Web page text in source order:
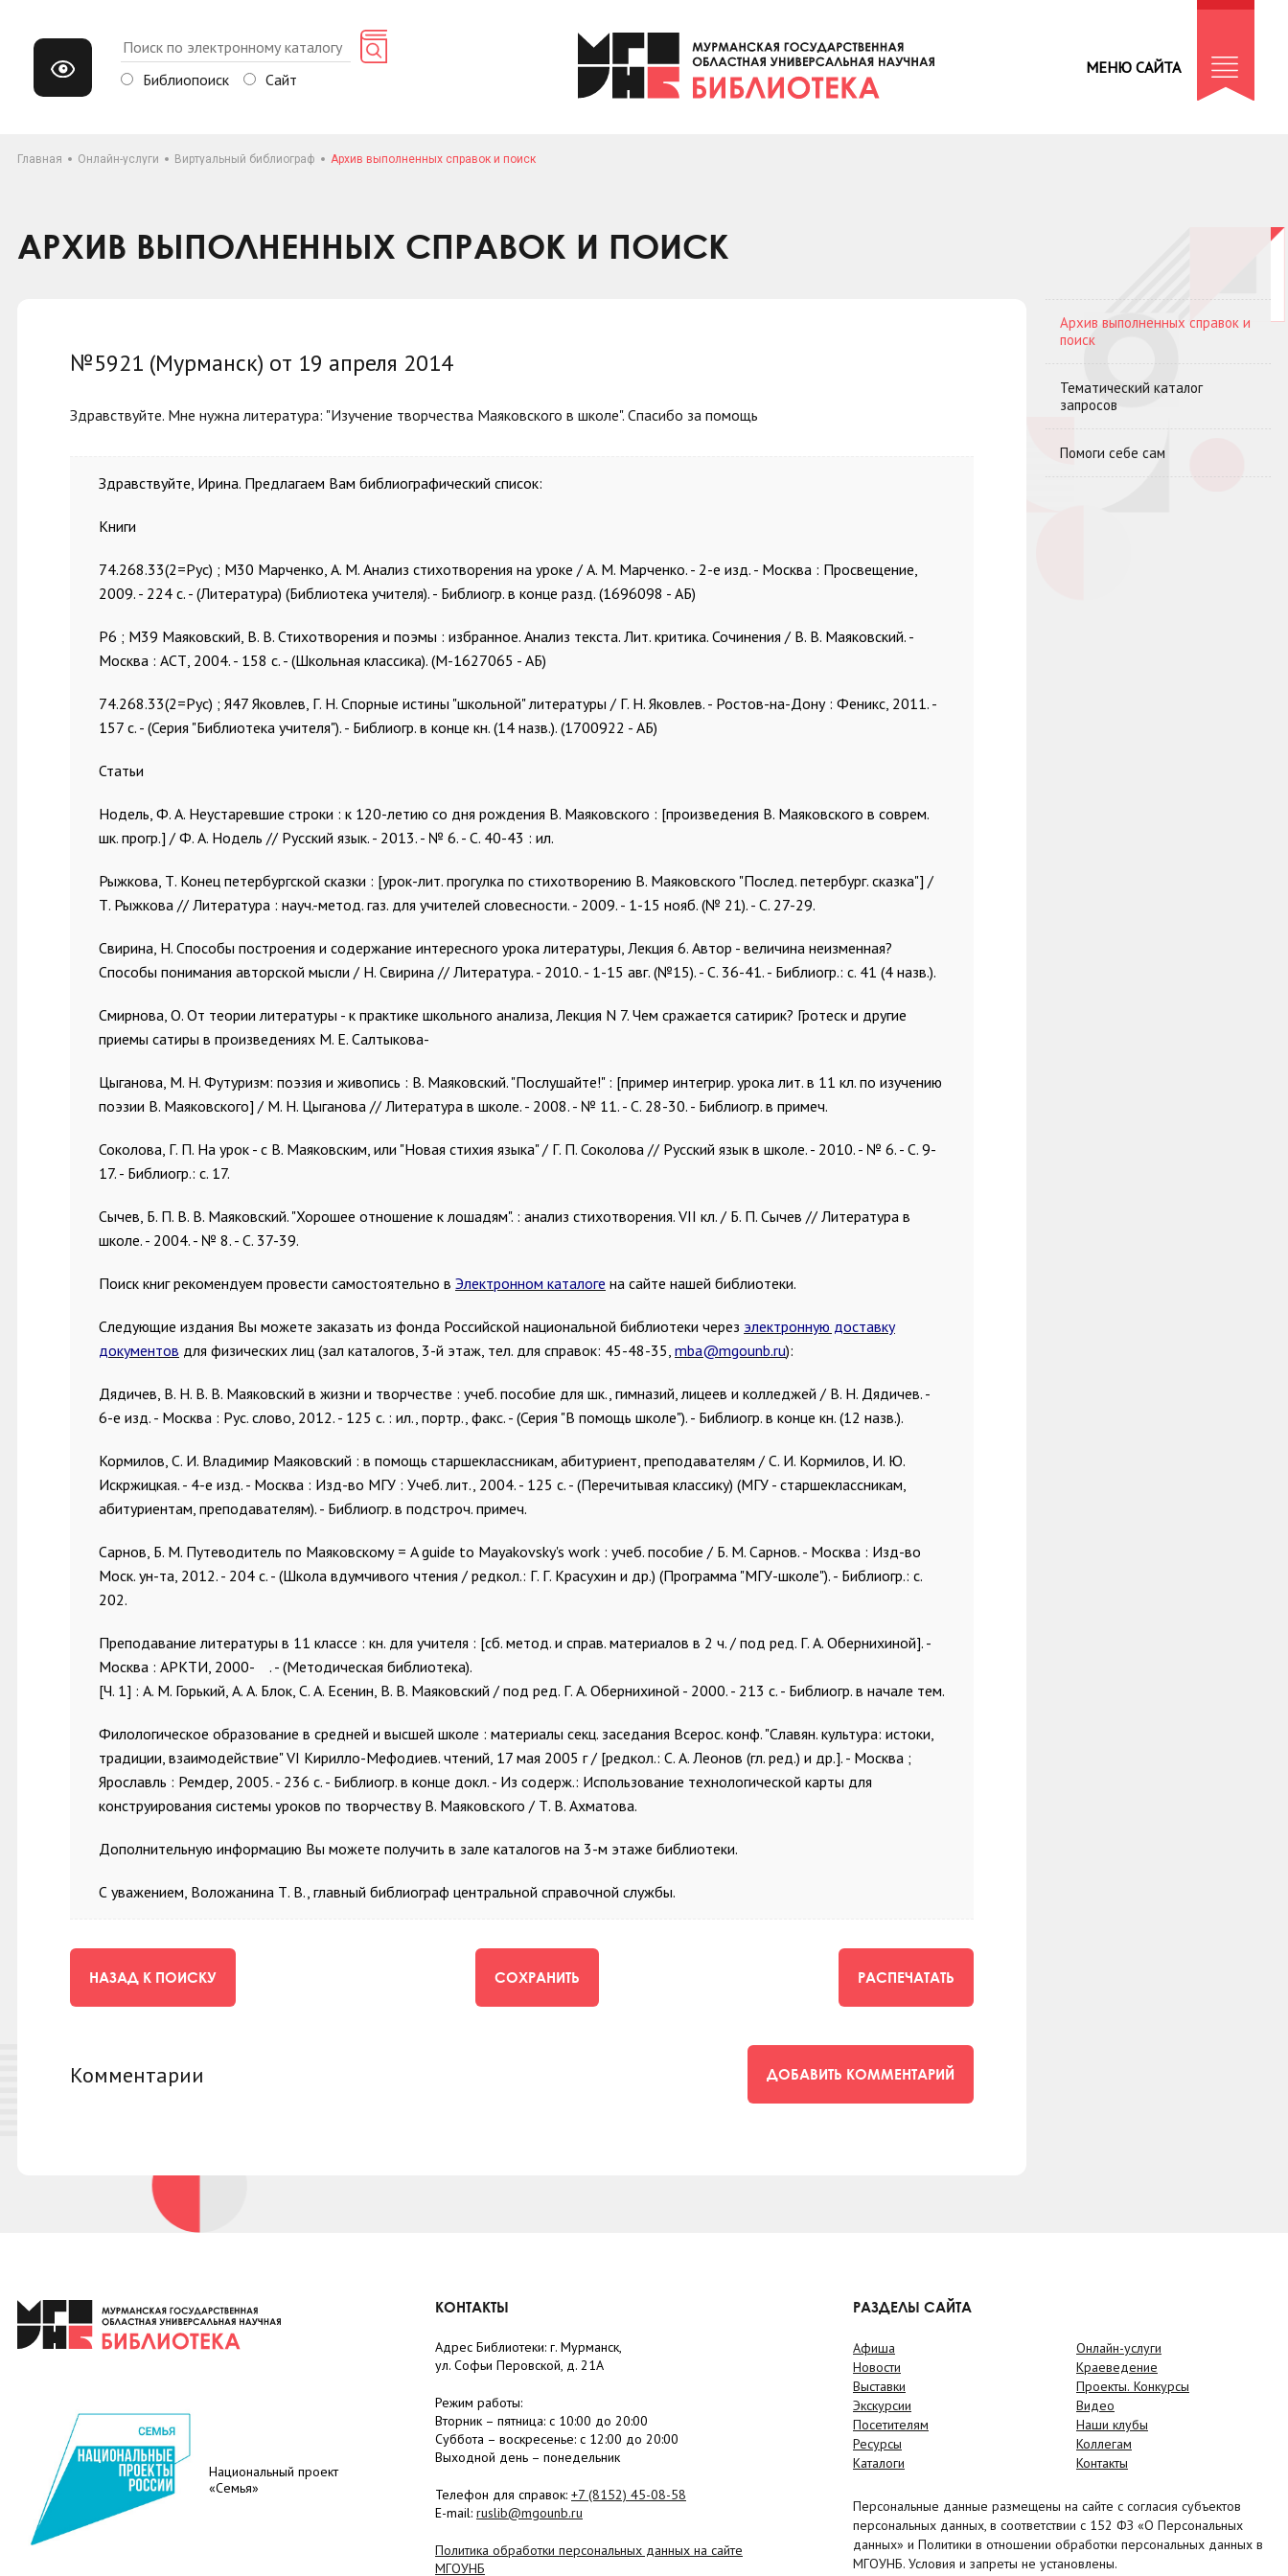
Библиопоиск Сайт
МЕНЮ САЙТА
Главная Онлайн-услуги Виртуальный библиограф Архив выполненных справок и поиск
АРХИВ ВЫПОЛНЕННЫХ СПРАВОК И ПОИСК
№5921 (Мурманск) от 19 апреля 2014
Здравствуйте. Мне нужна литература: "Изучение творчества Маяковского в школе". Спасибо за помощь
Здравствуйте, Ирина. Предлагаем Вам библиографический список:
Книги
74.268.33(2=Рус) ; М30 Марченко, А. М. Анализ стихотворения на уроке / А. М. Марченко. - 2-е изд. - Москва : Просвещение,
2009. - 224 с. - (Литература) (Библиотека учителя). - Библиогр. в конце разд. (1696098 - АБ)
Р6 ; М39 Маяковский, В. В. Стихотворения и поэмы : избранное. Анализ текста. Лит. критика. Сочинения / В. В. Маяковский. -
Москва : АСТ, 2004. - 158 с. - (Школьная классика). (М-1627065 - АБ)
74.268.33(2=Рус) ; Я47 Яковлев, Г. Н. Спорные истины "школьной" литературы / Г. Н. Яковлев. - Ростов-на-Дону : Феникс, 2011. -
157 с. - (Серия "Библиотека учителя"). - Библиогр. в конце кн. (14 назв.). (1700922 - АБ)
Статьи
Нодель, Ф. А. Неустаревшие строки : к 120-летию со дня рождения В. Маяковского : [произведения В. Маяковского в соврем.
шк. прогр.] / Ф. А. Нодель // Русский язык. - 2013. - № 6. - С. 40-43 : ил.
Рыжкова, Т. Конец петербургской сказки : [урок-лит. прогулка по стихотворению В. Маяковского "Послед. петербург. сказка"] /
Т. Рыжкова // Литература : науч.-метод. газ. для учителей словесности. - 2009. - 1-15 нояб. (№ 21). - С. 27-29.
Свирина, Н. Способы построения и содержание интересного урока литературы, Лекция 6. Автор - величина неизменная?
Способы понимания авторской мысли / Н. Свирина // Литература. - 2010. - 1-15 авг. (№15). - С. 36-41. - Библиогр.: с. 41 (4 назв.).
Смирнова, О. От теории литературы - к практике школьного анализа, Лекция N 7. Чем сражается сатирик? Гротеск и другие
приемы сатиры в произведениях М. Е. Салтыкова-
Цыганова, М. Н. Футуризм: поэзия и живопись : В. Маяковский. "Послушайте!" : [пример интегрир. урока лит. в 11 кл. по изучению
поэзии В. Маяковского] / М. Н. Цыганова // Литература в школе. - 2008. - № 11. - С. 28-30. - Библиогр. в примеч.
Соколова, Г. П. На урок - с В. Маяковским, или "Новая стихия языка" / Г. П. Соколова // Русский язык в школе. - 2010. - № 6. - С. 9-
17. - Библиогр.: с. 17.
Сычев, Б. П. В. В. Маяковский. "Хорошее отношение к лошадям". : анализ стихотворения. VII кл. / Б. П. Сычев // Литература в
школе. - 2004. - № 8. - С. 37-39.
Поиск книг рекомендуем провести самостоятельно в Электронном каталоге на сайте нашей библиотеки.
Следующие издания Вы можете заказать из фонда Российской национальной библиотеки через электронную доставку
документов для физических лиц (зал каталогов, 3-й этаж, тел. для справок: 45-48-35, mba@mgounb.ru):
Дядичев, В. Н. В. В. Маяковский в жизни и творчестве : учеб. пособие для шк., гимназий, лицеев и колледжей / В. Н. Дядичев. -
6-е изд. - Москва : Рус. слово, 2012. - 125 с. : ил., портр., факс. - (Серия "В помощь школе"). - Библиогр. в конце кн. (12 назв.).
Кормилов, С. И. Владимир Маяковский : в помощь старшеклассникам, абитуриент, преподавателям / С. И. Кормилов, И. Ю.
Искржицкая. - 4-е изд. - Москва : Изд-во МГУ : Учеб. лит., 2004. - 125 с. - (Перечитывая классику) (МГУ - старшеклассникам,
абитуриентам, преподавателям). - Библиогр. в подстроч. примеч.
Сарнов, Б. М. Путеводитель по Маяковскому = A guide to Mayakovsky's work : учеб. пособие / Б. М. Сарнов. - Москва : Изд-во
Моск. ун-та, 2012. - 204 с. - (Школа вдумчивого чтения / редкол.: Г. Г. Красухин и др.) (Программа "МГУ-школе"). - Библиогр.: с.
202.
Преподавание литературы в 11 классе : кн. для учителя : [сб. метод. и справ. материалов в 2 ч. / под ред. Г. А. Обернихиной]. -
Москва : АРКТИ, 2000- . - (Методическая библиотека).
[Ч. 1] : А. М. Горький, А. А. Блок, С. А. Есенин, В. В. Маяковский / под ред. Г. А. Обернихиной - 2000. - 213 с. - Библиогр. в начале тем.
Филологическое образование в средней и высшей школе : материалы секц. заседания Всерос. конф. "Славян. культура: истоки,
традиции, взаимодействие" VI Кирилло-Мефодиев. чтений, 17 мая 2005 г / [редкол.: С. А. Леонов (гл. ред.) и др.]. - Москва ;
Ярославль : Ремдер, 2005. - 236 с. - Библиогр. в конце докл. - Из содерж.: Использование технологической карты для
конструирования системы уроков по творчеству В. Маяковского / Т. В. Ахматова.
Дополнительную информацию Вы можете получить в зале каталогов на 3-м этаже библиотеки.
С уважением, Воложанина Т. В., главный библиограф центральной справочной службы.
НАЗАД К ПОИСКУ СОХРАНИТЬ РАСПЕЧАТАТЬ
Комментарии ДОБАВИТЬ КОММЕНТАРИЙ
Архив выполненных справок и
поиск
Тематический каталог
запросов
Помоги себе сам
Национальный проект
«Семья»
КОНТАКТЫ
Адрес Библиотеки: г. Мурманск,
ул. Софьи Перовской, д. 21А
Режим работы:
Вторник – пятница: с 10:00 до 20:00
Суббота – воскресенье: c 12:00 до 20:00
Выходной день – понедельник
Телефон для справок: +7 (8152) 45-08-58
E-mail: ruslib@mgounb.ru
Политика обработки персональных данных на сайте
МГОУНБ
РАЗДЕЛЫ САЙТА
Афиша
Новости
Выставки
Экскурсии
Посетителям
Ресурсы
Каталоги
Онлайн-услуги
Краеведение
Проекты. Конкурсы
Видео
Наши клубы
Коллегам
Контакты
Персональные данные размещены на сайте с согласия субъектов
персональных данных, в соответствии с 152 ФЗ «О Персональных
данных» и Политики в отношении обработки персональных данных в
МГОУНБ. Условия и запреты не установлены.